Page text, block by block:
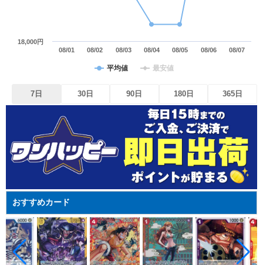
平均値 最安値
08/01 08/02 08/03 08/04 08/05 08/06 08/07
18,000円
7日 30日 90日 180日 365日
おすすめカード